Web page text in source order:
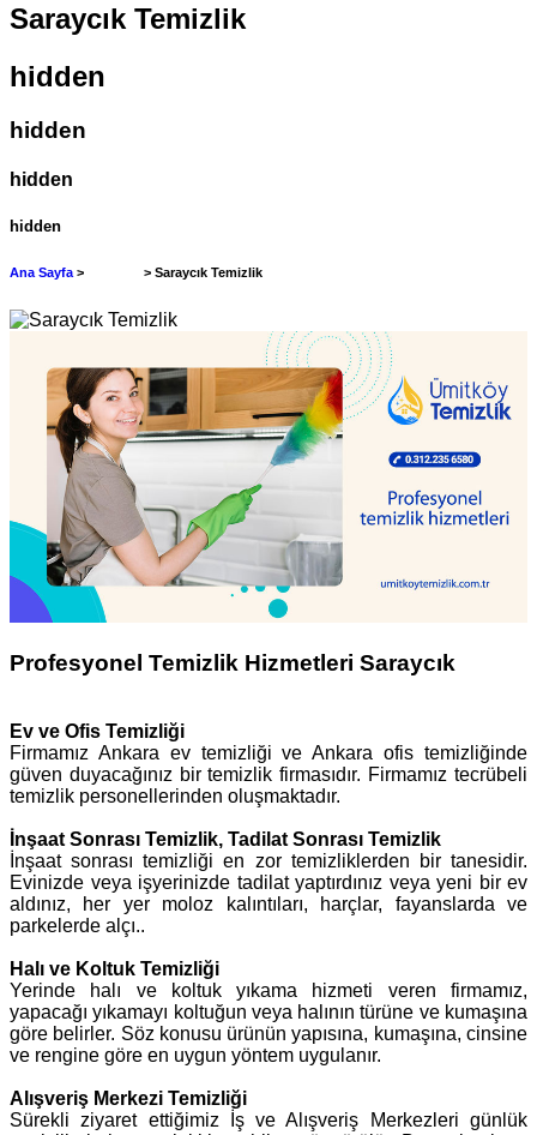
Saraycık Temizlik
hidden
hidden
hidden
hidden
Ana Sayfa > > Saraycık Temizlik
Profesyonel Temizlik Hizmetleri Saraycık
Ev ve Ofis Temizliği
Firmamız Ankara ev temizliği ve Ankara ofis temizliğinde
güven duyacağınız bir temizlik firmasıdır. Firmamız tecrübeli
temizlik personellerinden oluşmaktadır.
İnşaat Sonrası Temizlik, Tadilat Sonrası Temizlik
İnşaat sonrası temizliği en zor temizliklerden bir tanesidir.
Evinizde veya işyerinizde tadilat yaptırdınız veya yeni bir ev
aldınız, her yer moloz kalıntıları, harçlar, fayanslarda ve
parkelerde alçı..
Halı ve Koltuk Temizliği
Yerinde halı ve koltuk yıkama hizmeti veren firmamız,
yapacağı yıkamayı koltuğun veya halının türüne ve kumaşına
göre belirler. Söz konusu ürünün yapısına, kumaşına, cinsine
ve rengine göre en uygun yöntem uygulanır.
Alışveriş Merkezi Temizliği
Sürekli ziyaret ettiğimiz İş ve Alışveriş Merkezleri günlük